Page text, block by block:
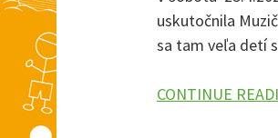
uskutočnila
sa tam veľa detí
CONTINUE